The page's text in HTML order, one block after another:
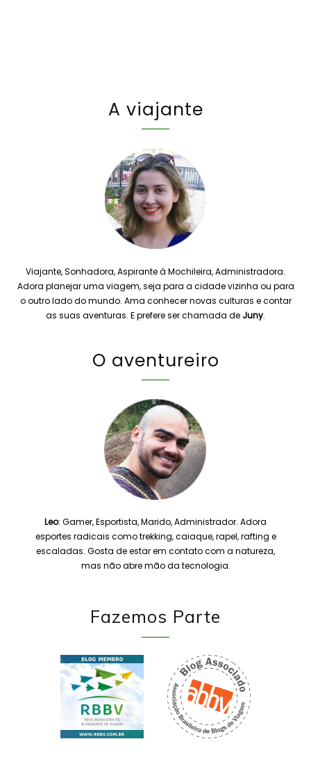
A viajante
Viajante, Sonhadora, Aspirante à Mochileira, Administradora.
Adora planejar uma viagem, seja para a cidade vizinha ou para
o outro lado do mundo. Ama conhecer novas culturas e contar
as suas aventuras. E prefere ser chamada de Juny.
O aventureiro
Leo: Gamer, Esportista, Marido, Administrador. Adora
esportes radicais como trekking, caiaque, rapel, rafting e
escaladas. Gosta de estar em contato com a natureza,
mas não abre mão da tecnologia.
Fazemos Parte